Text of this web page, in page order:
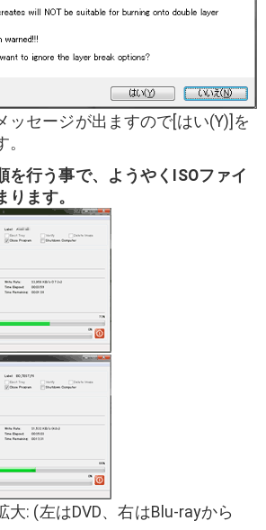
ッセージが出ますので[はい(Y)]を
を行う事で、ようやくISOファイ
ります。
: (左はDVD、右はBlu-rayから